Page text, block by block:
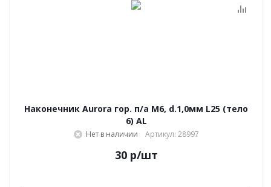
Наконечник Aurora гор. п/а M6, d.1,0мм L25 (тело
6) AL
Нет в наличии Артикул: 28997
30р/шт